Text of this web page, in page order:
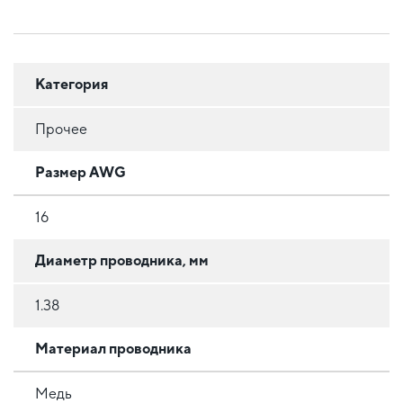
Категория
Прочее
Размер AWG
16
Диаметр проводника, мм
1.38
Материал проводника
Медь